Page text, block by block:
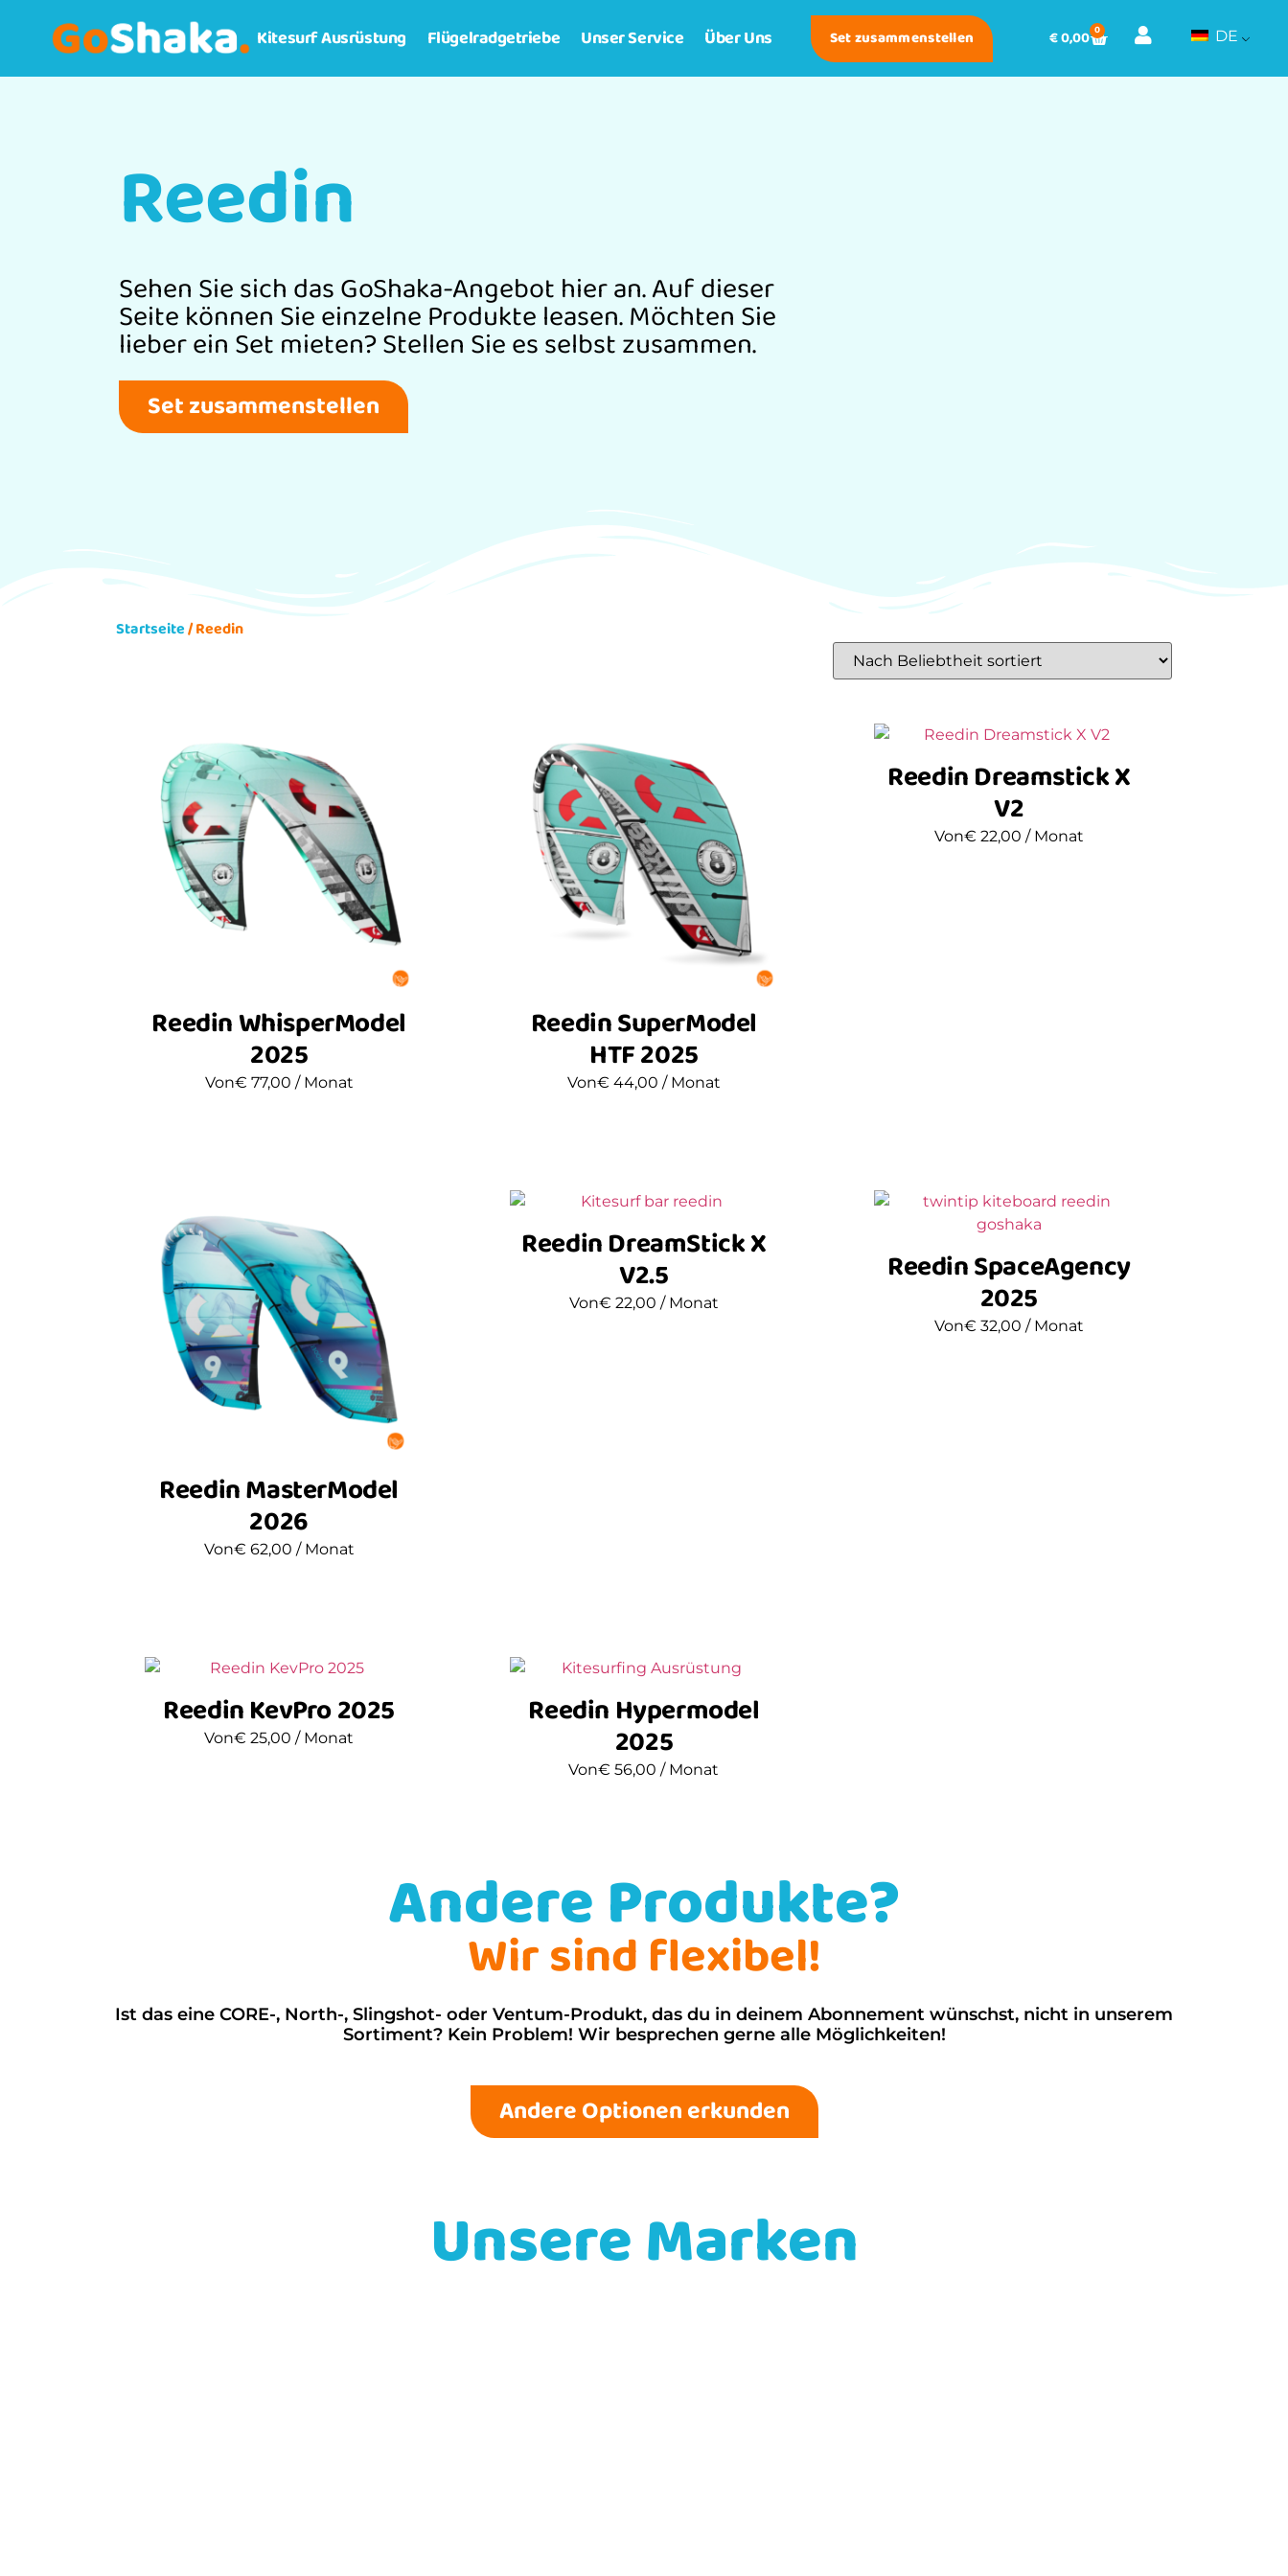
Kitesurf Ausrüstung Flügelradgetriebe Unser Service Über Uns Set zusammenstellen €0,00 0 DE
Reedin
Sehen Sie sich das GoShaka-Angebot hier an. Auf dieser
Seite können Sie einzelne Produkte leasen. Möchten Sie
lieber ein Set mieten? Stellen Sie es selbst zusammen.
Set zusammenstellen
Startseite/ Reedin
Reedin WhisperModel
2025
Von€ 77,00 / Monat
Reedin SuperModel
HTF 2025
Von€ 44,00 / Monat
Reedin Dreamstick X
V2
Von€ 22,00 / Monat
Reedin MasterModel
2026
Von€ 62,00 / Monat
Reedin DreamStick X
V2.5
Von€ 22,00 / Monat
Reedin SpaceAgency
2025
Von€ 32,00 / Monat
Reedin KevPro 2025
Von€ 25,00 / Monat
Reedin Hypermodel
2025
Von€ 56,00 / Monat
Andere Produkte?
Wir sind flexibel!
Ist das eine CORE-, North-, Slingshot- oder Ventum-Produkt, das du in deinem Abonnement wünschst, nicht in unserem
Sortiment? Kein Problem! Wir besprechen gerne alle Möglichkeiten!
Andere Optionen erkunden
Unsere Marken